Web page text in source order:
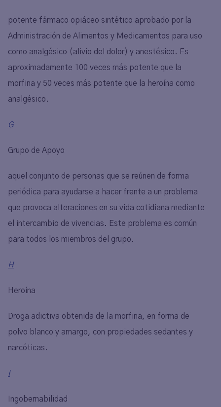
potente fármaco opiáceo sintético aprobado por la
Administración de Alimentos y Medicamentos para uso
como analgésico (alivio del dolor) y anestésico. Es
aproximadamente 100 veces más potente que la
morfina y 50 veces más potente que la heroína como
analgésico.
G
Grupo de Apoyo
aquel conjunto de personas que se reúnen de forma
periódica para ayudarse a hacer frente a un problema
que provoca alteraciones en su vida cotidiana mediante
el intercambio de vivencias. Este problema es común
para todos los miembros del grupo.
H
Heroína
Droga adictiva obtenida de la morfina, en forma de
polvo blanco y amargo, con propiedades sedantes y
narcóticas.
I
Ingobernabilidad